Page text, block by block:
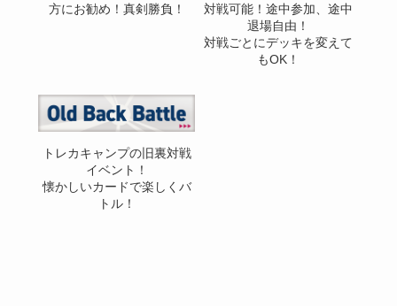
方にお勧め！真剣勝負！
対戦可能！途中参加、途中
退場自由！
対戦ごとにデッキを変えて
もOK！
トレカキャンプの旧裏対戦
イベント！
懐かしいカードで楽しくバ
トル！